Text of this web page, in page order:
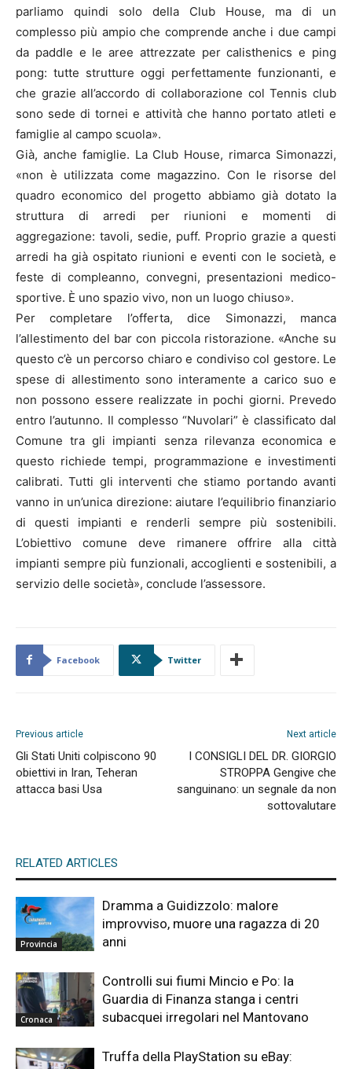
parliamo quindi solo della Club House, ma di un
complesso più ampio che comprende anche i due campi
da paddle e le aree attrezzate per calisthenics e ping
pong: tutte strutture oggi perfettamente funzionanti, e
che grazie all’accordo di collaborazione col Tennis club
sono sede di tornei e attività che hanno portato atleti e
famiglie al campo scuola».
Già, anche famiglie. La Club House, rimarca Simonazzi,
«non è utilizzata come magazzino. Con le risorse del
quadro economico del progetto abbiamo già dotato la
struttura di arredi per riunioni e momenti di
aggregazione: tavoli, sedie, puff. Proprio grazie a questi
arredi ha già ospitato riunioni e eventi con le società, e
feste di compleanno, convegni, presentazioni medico-
sportive. È uno spazio vivo, non un luogo chiuso».
Per completare l’offerta, dice Simonazzi, manca
l’allestimento del bar con piccola ristorazione. «Anche su
questo c’è un percorso chiaro e condiviso col gestore. Le
spese di allestimento sono interamente a carico suo e
non possono essere realizzate in pochi giorni. Prevedo
entro l’autunno. Il complesso “Nuvolari” è classificato dal
Comune tra gli impianti senza rilevanza economica e
questo richiede tempi, programmazione e investimenti
calibrati. Tutti gli interventi che stiamo portando avanti
vanno in un’unica direzione: aiutare l’equilibrio finanziario
di questi impianti e renderli sempre più sostenibili.
L’obiettivo comune deve rimanere offrire alla città
impianti sempre più funzionali, accoglienti e sostenibili, a
servizio delle società», conclude l’assessore.
Facebook Twitter
Previous article
Gli Stati Uniti colpiscono 90
obiettivi in Iran, Teheran
attacca basi Usa
Next article
I CONSIGLI DEL DR. GIORGIO
STROPPA Gengive che
sanguinano: un segnale da non
sottovalutare
RELATED ARTICLES
Provincia
Dramma a Guidizzolo: malore
improvviso, muore una ragazza di 20
anni
Cronaca
Controlli sui fiumi Mincio e Po: la
Guardia di Finanza stanga i centri
subacquei irregolari nel Mantovano
Truffa della PlayStation su eBay: